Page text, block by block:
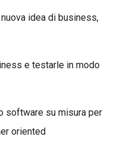
idea di business,
e testarle in modo
software su misura per
oriented